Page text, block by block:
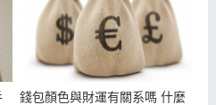
錢包顏色與財運有關系嗎 什麼